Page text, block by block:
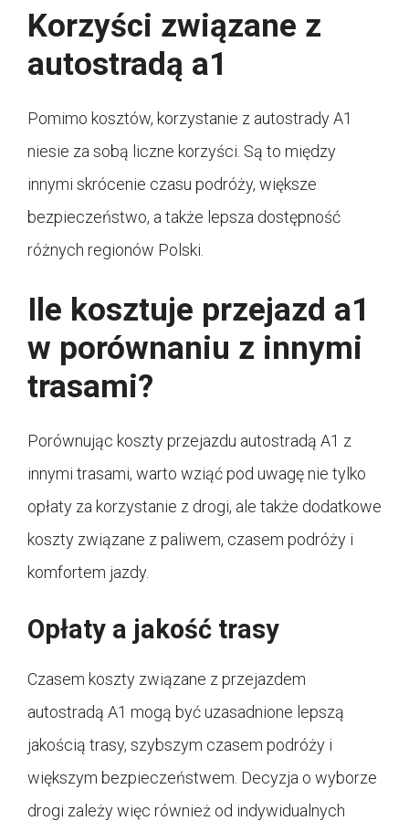
Korzyści związane z
autostradą a1
Pomimo kosztów, korzystanie z autostrady A1
niesie za sobą liczne korzyści. Są to między
innymi skrócenie czasu podróży, większe
bezpieczeństwo, a także lepsza dostępność
różnych regionów Polski.
Ile kosztuje przejazd a1
w porównaniu z innymi
trasami?
Porównując koszty przejazdu autostradą A1 z
innymi trasami, warto wziąć pod uwagę nie tylko
opłaty za korzystanie z drogi, ale także dodatkowe
koszty związane z paliwem, czasem podróży i
komfortem jazdy.
Opłaty a jakość trasy
Czasem koszty związane z przejazdem
autostradą A1 mogą być uzasadnione lepszą
jakością trasy, szybszym czasem podróży i
większym bezpieczeństwem. Decyzja o wyborze
drogi zależy więc również od indywidualnych